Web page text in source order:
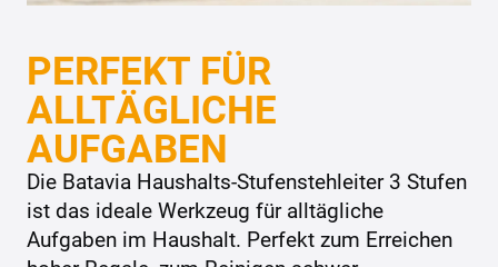
PERFEKT FÜR
ALLTÄGLICHE
AUFGABEN
Die Batavia Haushalts-Stufenstehleiter 3 Stufen
ist das ideale Werkzeug für alltägliche
Aufgaben im Haushalt. Perfekt zum Erreichen